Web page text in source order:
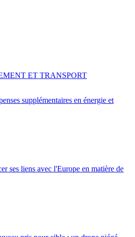
supplémentaires en énergie et
ET TRANSPORT
ses liens avec l'Europe en matière de